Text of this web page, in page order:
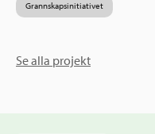
Grannskapsinitiativet
Se alla projekt